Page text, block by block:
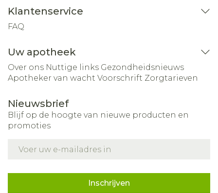
Klantenservice
FAQ
Uw apotheek
Over ons Nuttige links Gezondheidsnieuws
Apotheker van wacht Voorschrift Zorgtarieven
Nieuwsbrief
Blijf op de hoogte van nieuwe producten en
promoties
Inschrijven